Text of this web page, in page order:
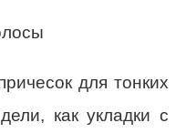
для тонких
как укладки с